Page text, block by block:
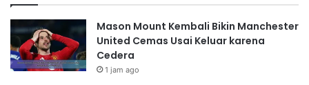
Mason Mount Kembali Bikin Manchester
United Cemas Usai Keluar karena
Cedera
1 jam ago